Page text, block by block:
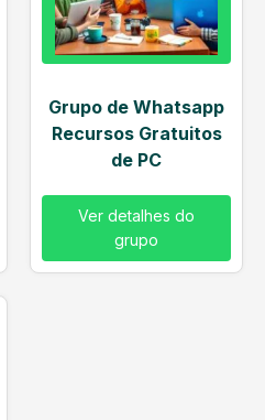
Grupo de Whatsapp
Recursos Gratuitos
de PC
Ver detalhes do
grupo